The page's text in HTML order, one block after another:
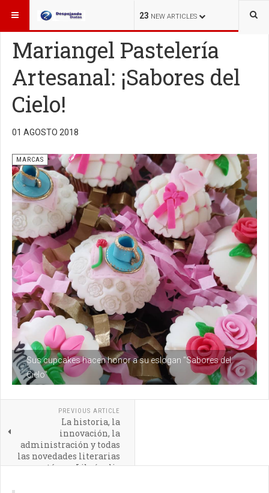
23 NEW ARTICLES
ESTÁ AQUÍ: MARCAS
Mariangel Pastelería
Artesanal: ¡Sabores del
Cielo!
01 AGOSTO 2018
Sus cupcakes hacen honor a su eslogan "Sabores del
Cielo"
MARCAS
PREVIOUS ARTICLE
La historia, la
innovación, la
administración y todas
las novedades literarias
están en Librópolis